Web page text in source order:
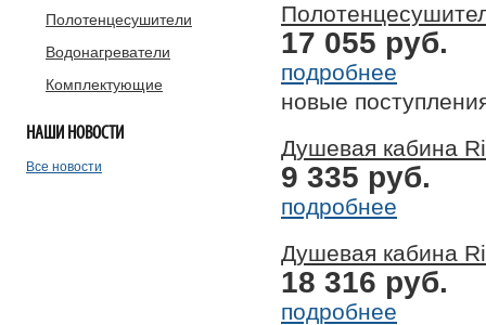
Полотенцесушители
Водонагреватели
Комплектующие
НАШИ НОВОСТИ
Все новости
17 055 руб.
подробнее
новые
Душевая кабина
9 335 руб.
подробнее
Душевая кабина
18 316 руб.
подробнее